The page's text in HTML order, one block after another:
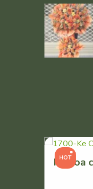
HOT
Kệ hoa